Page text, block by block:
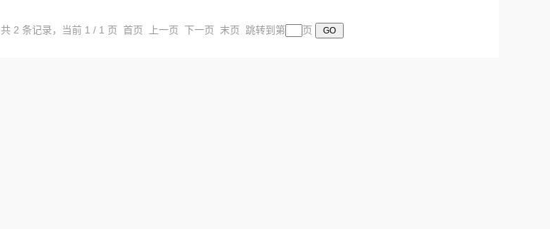
共 2 条记录，当前 1 / 1 页 首页 上一页 下一页 末页 跳转到第 页